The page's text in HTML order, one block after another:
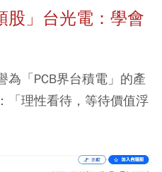
股」台光電：學會
「PCB界台積電」的產
「理性看待，等待價值浮